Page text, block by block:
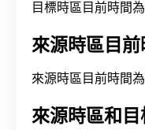
目標時區目前時間
來源時區目前
來源時區目前時間
來源時區和